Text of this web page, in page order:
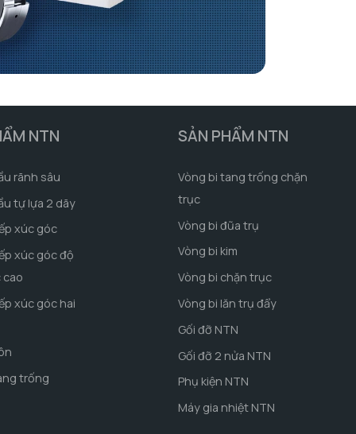
NTN
rãnh sâu
tự lựa 2 dãy
xúc góc
xúc góc độ
cao
xúc góc hai
trống
SẢN PHẨM NTN
Vòng bi tang trống chặn
trục
Vòng bi đũa trụ
Vòng bi kim
Vòng bi chặn trục
Vòng bi lăn trụ đẩy
Gối đỡ NTN
Gối đỡ 2 nửa NTN
Phụ kiện NTN
Máy gia nhiệt NTN